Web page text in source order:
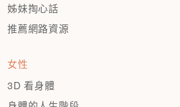
姊妹掏心話
推薦網路資源
女性
3D 看身體